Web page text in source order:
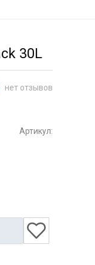
30L
нет отзывов
Артикул: